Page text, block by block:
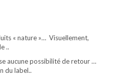
« nature »… Visuellement,
..
aucune possibilité de retour …
du label..